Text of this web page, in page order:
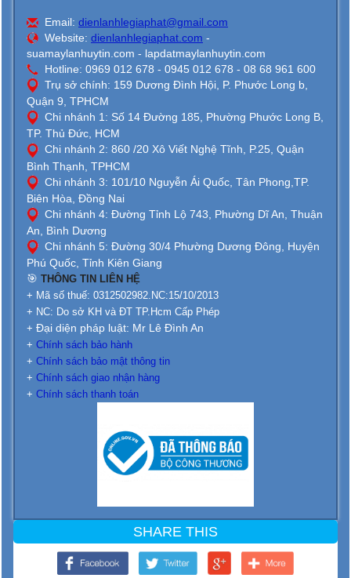
Email: dienlanhlegiaphat@gmail.com
Website: dienlanhlegiaphat.com -
suamaylanhuytin.com - lapdatmaylanhuytin.com
Hotline: 0969 012 678 - 0945 012 678 - 08 68 961 600
Trụ sở chính: 159 Dương Đình Hội, P. Phước Long b,
Quận 9, TPHCM
Chi nhánh 1: Số 14 Đường 185, Phường Phước Long B,
TP. Thủ Đức, HCM
Chi nhánh 2: 860 /20 Xô Viết Nghệ Tĩnh, P.25, Quận
Bình Thạnh, TPHCM
Chi nhánh 3: 101/10 Nguyễn Ái Quốc, Tân Phong,TP.
Biên Hòa, Đồng Nai
Chi nhánh 4: Đường Tỉnh Lộ 743, Phường Dĩ An, Thuận
An, Bình Dương
Chi nhánh 5: Đường 30/4 Phường Dương Đông, Huyện
Phú Quốc, Tỉnh Kiên Giang
🎯 THÔNG TIN LIÊN HỆ
+ Mã số thuế: 0312502982.NC:15/10/2013
+ NC: Do sở KH và ĐT TP.Hcm Cấp Phép
+ Đại diện pháp luật: Mr Lê Đình An
+ Chính sách bảo hành
+ Chính sách bảo mật thông tin
+ Chính sách giao nhận hàng
+ Chính sách thanh toán
SHARE THIS